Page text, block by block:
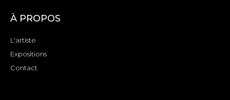
À PROPOS
L'artiste
Expositions
Contact